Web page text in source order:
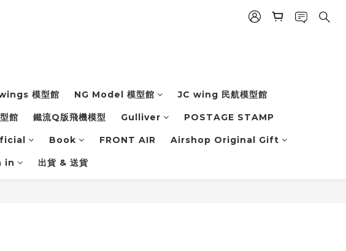
模型館 NG Model 模型館 JC wing 民航模型館
館 鐵流Q版飛機模型 Gulliver POSTAGE STAMP
Book FRONT AIR Airshop Original Gift
in 出貨 & 送貨